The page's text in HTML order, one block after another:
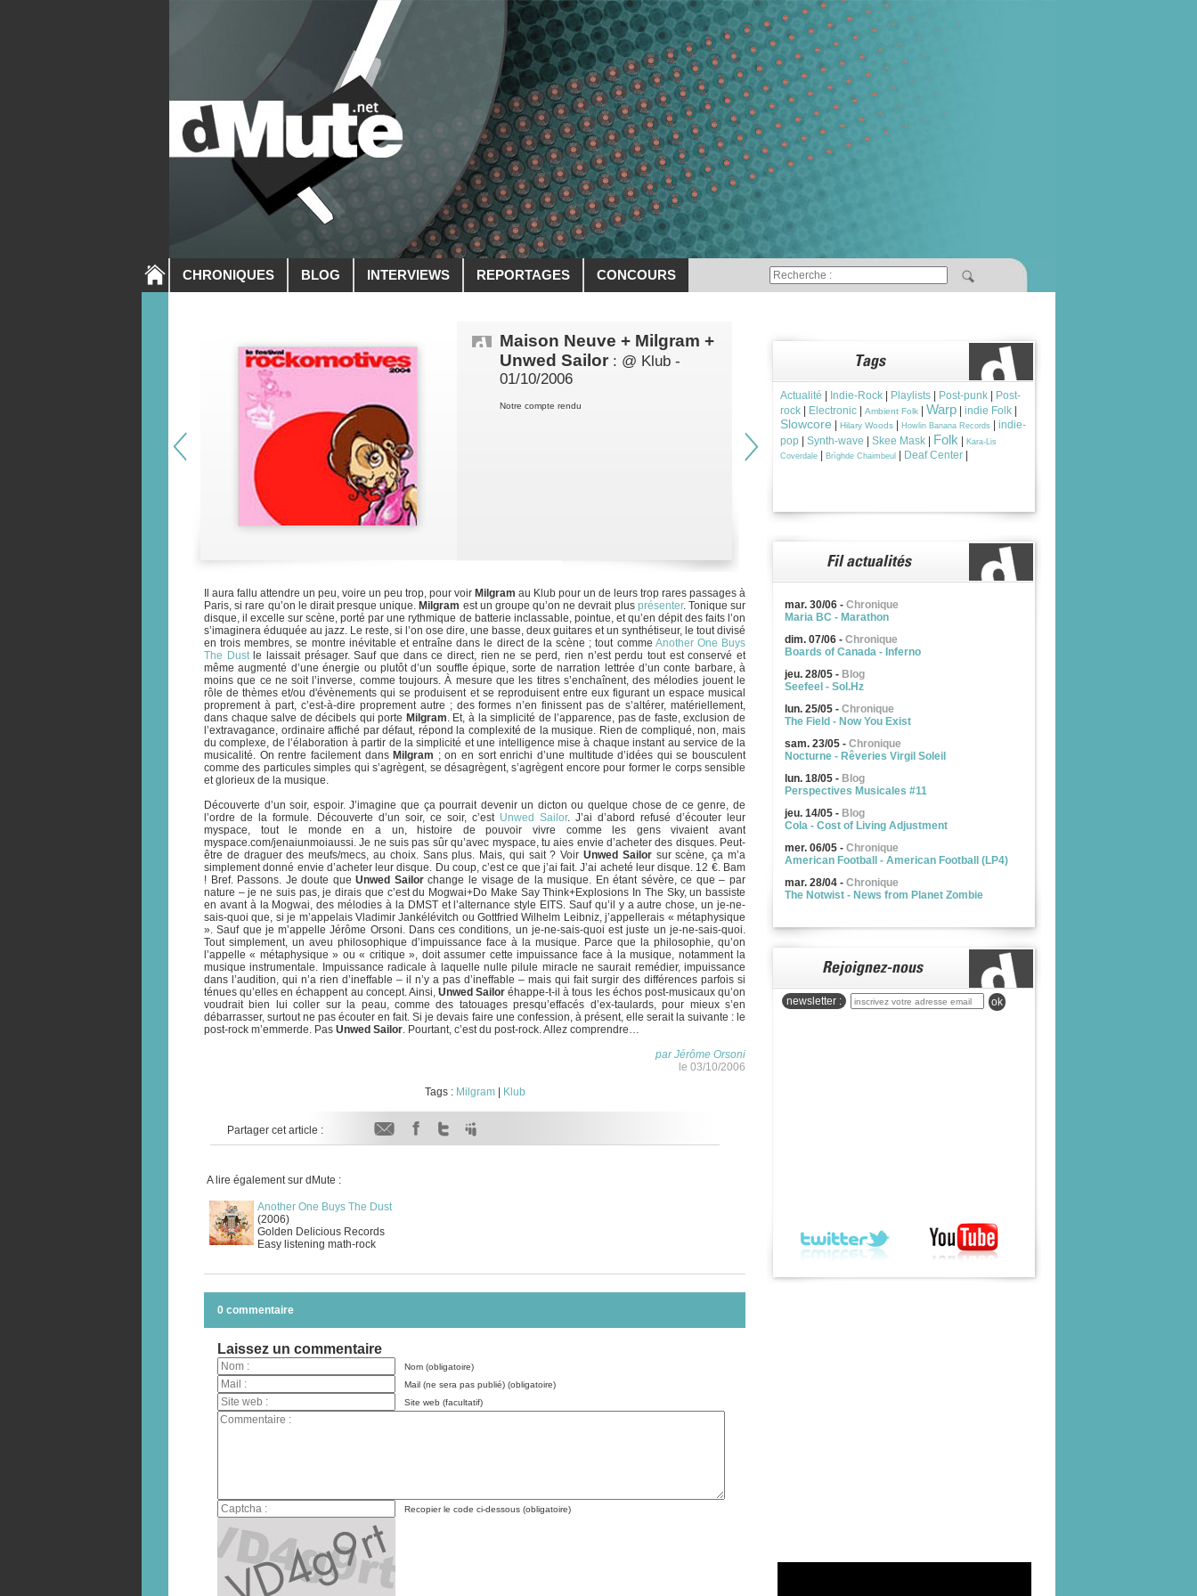
CHRONIQUES BLOG INTERVIEWS REPORTAGES CONCOURS
Maison Neuve + Milgram +
Unwed Sailor : @ Klub -
01/10/2006
Notre compte rendu
Il aura fallu attendre un peu, voire un peu trop, pour voir Milgram au Klub pour un de leurs trop rares passages à
Paris, si rare qu’on le dirait presque unique. Milgram est un groupe qu’on ne devrait plus présenter. Tonique sur
disque, il excelle sur scène, porté par une rythmique de batterie inclassable, pointue, et qu’en dépit des faits l’on
s’imaginera éduquée au jazz. Le reste, si l’on ose dire, une basse, deux guitares et un synthétiseur, le tout divisé
en trois membres, se montre inévitable et entraîne dans le direct de la scène ; tout comme Another One Buys
The Dustle laissait présager. Sauf que dans ce direct, rien ne se perd, rien n’est perdu tout est conservé et
même augmenté d’une énergie ou plutôt d’un souffle épique, sorte de narration lettrée d’un conte barbare, à
moins que ce ne soit l’inverse, comme toujours. À mesure que les titres s’enchaînent, des mélodies jouent le
rôle de thèmes et/ou d'évènements qui se produisent et se reproduisent entre eux figurant un espace musical
proprement à part, c’est-à-dire proprement autre ; des formes n’en finissent pas de s’altérer, matériellement,
dans chaque salve de décibels qui porte Milgram. Et, à la simplicité de l’apparence, pas de faste, exclusion de
l’extravagance, ordinaire affiché par défaut, répond la complexité de la musique. Rien de compliqué, non, mais
du complexe, de l’élaboration à partir de la simplicité et une intelligence mise à chaque instant au service de la
musicalité. On rentre facilement dans Milgram ; on en sort enrichi d’une multitude d’idées qui se bousculent
comme des particules simples qui s’agrègent, se désagrègent, s’agrègent encore pour former le corps sensible
et glorieux de la musique.
Découverte d’un soir, espoir. J’imagine que ça pourrait devenir un dicton ou quelque chose de ce genre, de
l’ordre de la formule. Découverte d’un soir, ce soir, c’est Unwed Sailor. J’ai d’abord refusé d’écouter leur
myspace, tout le monde en a un, histoire de pouvoir vivre comme les gens vivaient avant
myspace.com/jenaiunmoiaussi. Je ne suis pas sûr qu’avec myspace, tu aies envie d’acheter des disques. Peut-
être de draguer des meufs/mecs, au choix. Sans plus. Mais, qui sait ? VoirUnwed Sailorsur scène, ça m’a
simplement donné envie d’acheter leur disque. Du coup, c’est ce que j’ai fait. J’ai acheté leur disque. 12 €. Bam
! Bref. Passons. Je doute queUnwed Sailorchange le visage de la musique. En étant sévère, ce que – par
nature – je ne suis pas, je dirais que c’est du Mogwai+Do Make Say Think+Explosions In The Sky, un bassiste
en avant à la Mogwai, des mélodies à la DMST et l’alternance style EITS. Sauf qu’il y a autre chose, un je-ne-
sais-quoi que, si je m’appelais Vladimir Jankélévitch ou Gottfried Wilhelm Leibniz, j’appellerais « métaphysique
». Sauf que je m’appelle Jérôme Orsoni. Dans ces conditions, un je-ne-sais-quoi est juste un je-ne-sais-quoi.
Tout simplement, un aveu philosophique d’impuissance face à la musique. Parce que la philosophie, qu’on
l’appelle « métaphysique » ou « critique », doit assumer cette impuissance face à la musique, notamment la
musique instrumentale. Impuissance radicale à laquelle nulle pilule miracle ne saurait remédier, impuissance
dans l’audition, qui n’a rien d’ineffable – il n’y a pas d’ineffable – mais qui fait surgir des différences parfois si
ténues qu’elles en échappent au concept. Ainsi, Unwed Sailor éhappe-t-il à tous les échos post-musicaux qu’on
voudrait bien lui coller sur la peau, comme des tatouages presqu’effacés d’ex-taulards, pour mieux s’en
débarrasser, surtout ne pas écouter en fait. Si je devais faire une confession, à présent, elle serait la suivante : le
post-rock m’emmerde. Pas Unwed Sailor. Pourtant, c’est du post-rock. Allez comprendre…
par Jérôme Orsoni
le 03/10/2006
Tags : Milgram| Klub
Partager cet article :
A lire également sur dMute :
Another One Buys The Dust
(2006)
Golden Delicious Records
Easy listening math-rock
0 commentaire
Laissez un commentaire
Nom (obligatoire)
Mail (ne sera pas publié) (obligatoire)
Site web (facultatif)
Recopier le code ci-dessous (obligatoire)
Actualité Indie-Rock Playlists Post-punk
Post-
rock
Electronic Ambient Folk Warp indie Folk
Slowcore Hilary Woods Howlin Banana Records
indie-
pop
Synth-wave Skee Mask Folk
Kara-Lis
Coverdale
Brìghde Chaimbeul Deaf Center
mar. 30/06 - Chronique
Maria BC - Marathon
dim. 07/06 - Chronique
Boards of Canada - Inferno
jeu. 28/05 - Blog
Seefeel - Sol.Hz
lun. 25/05 - Chronique
The Field - Now You Exist
sam. 23/05 - Chronique
Nocturne - Rêveries Virgil Soleil
lun. 18/05 - Blog
Perspectives Musicales #11
jeu. 14/05 - Blog
Cola - Cost of Living Adjustment
mer. 06/05 - Chronique
American Football - American Football (LP4)
mar. 28/04 - Chronique
The Notwist - News from Planet Zombie
newsletter : ok